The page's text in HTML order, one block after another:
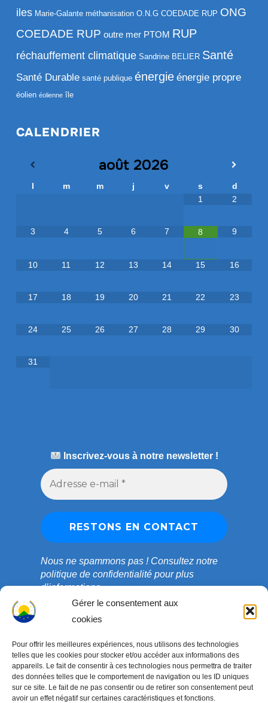
Gérer le consentement aux
cookies
Pour offrir les meilleures expériences, nous utilisons des technologies
telles que les cookies pour stocker et/ou accéder aux informations des
appareils. Le fait de consentir à ces technologies nous permettra de traiter
des données telles que le comportement de navigation ou les ID uniques
sur ce site. Le fait de ne pas consentir ou de retirer son consentement peut
avoir un effet négatif sur certaines caractéristiques et fonctions.
iles Marie-Galante méthanisation O.N.G COEDADE RUP ONG
COEDADE RUP outre mer PTOM RUP
réchauffement climatique Sandrine BELIER Santé
Santé Durable santé publique énergie énergie propre
éolien éolienne île
CALENDRIER
août 2026
l m m j v s
d
1
2
3 4 5 6 7 8 9
10 11 12 13 14 15 16
17 18 19 20 21 22 23
24 25 26 27 28 29 30
31
Inscrivez-vous à notre newsletter !
Nous ne spammons pas ! Consultez notre
politique de confidentialitépour plus
d’informations.